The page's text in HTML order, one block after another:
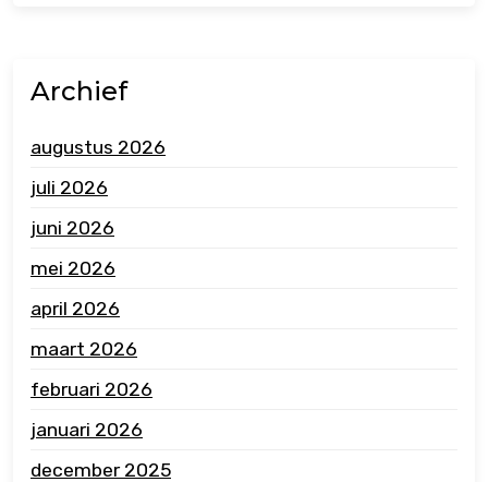
Archief
augustus 2026
juli 2026
juni 2026
mei 2026
april 2026
maart 2026
februari 2026
januari 2026
december 2025